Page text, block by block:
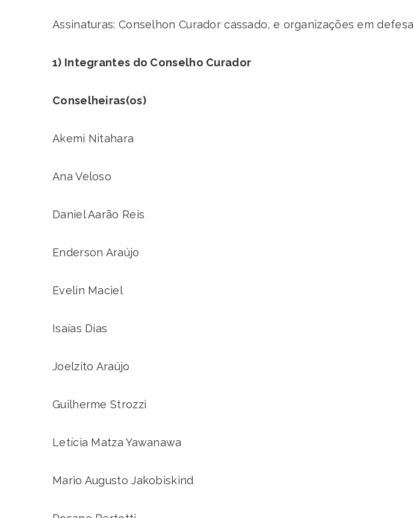
Assinaturas: Conselhon Curador cassado, e organizações em
1) Integrantes do Conselho Curador
Conselheiras(os)
Akemi Nitahara
Ana Veloso
Daniel Aarão Reis
Enderson Araújo
Evelin Maciel
Isaías Dias
Joelzito Araújo
Guilherme Strozzi
Letícia Matza Yawanawa
Mario Augusto Jakobiskind